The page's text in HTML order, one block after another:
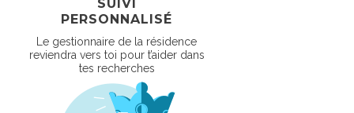
SUIVI
PERSONNALISÉ
Le gestionnaire de la résidence
reviendra vers toi pour t’aider dans
tes recherches